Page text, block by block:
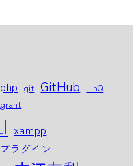
git GitHub LinQ
xampp
プラグイン